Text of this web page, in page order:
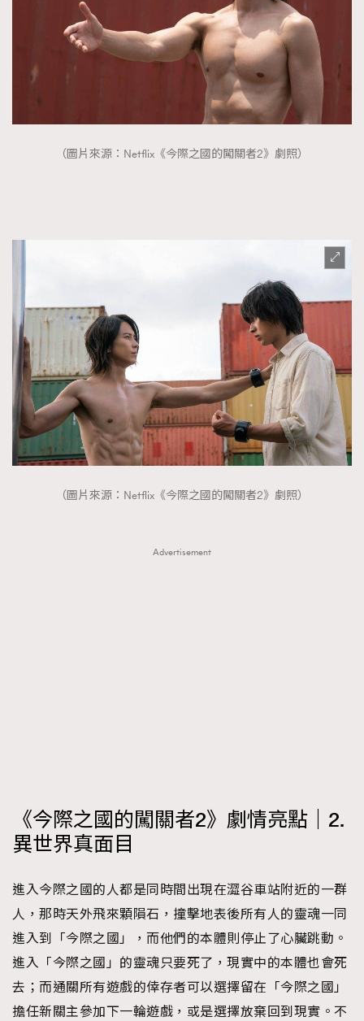
（圖片來源：Netflix《今際之國的闖關者2》劇照）
（圖片來源：Netflix《今際之國的闖關者2》劇照）
Advertisement
《今際之國的闖關者2》劇情亮點｜2.
異世界真面目
進入今際之國的人都是同時間出現在澀谷車站附近的一群
人，那時天外飛來顆隕石，撞擊地表後所有人的靈魂一同
進入到「今際之國」，而他們的本體則停止了心臟跳動。
進入「今際之國」的靈魂只要死了，現實中的本體也會死
去；而通關所有遊戲的倖存者可以選擇留在「今際之國」
擔任新關主參加下一輪遊戲，或是選擇放棄回到現實。不